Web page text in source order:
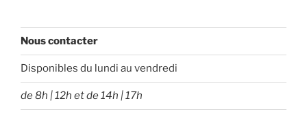
Nous contacter
Disponibles du lundi au vendredi
de 8h | 12h et de 14h | 17h